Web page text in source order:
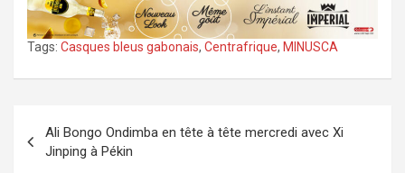
Tags: Casques bleus gabonais, Centrafrique, MINUSCA
de
Ali Bongo Ondimba en tête à tête mercredi avec Xi
Jinping à Pékin